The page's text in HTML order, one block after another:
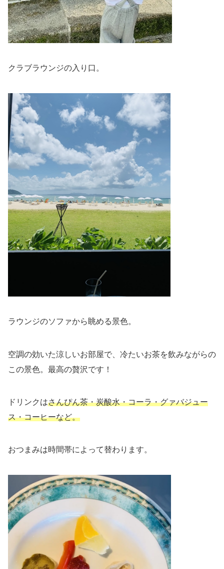
クラブラウンジの入り口。
ラウンジのソファから眺める景色。
空調の効いた涼しいお部屋で、冷たいお茶を飲みながらの
この景色。最高の贅沢です！
ドリンクはさんぴん茶・炭酸水・コーラ・グァバジュー
ス・コーヒーなど。
おつまみは時間帯によって替わります。